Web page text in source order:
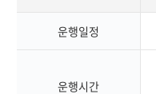
운행일정
운행시간